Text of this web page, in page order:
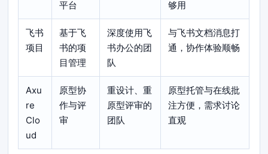
平台
够用
飞书
项目
基于飞
书的项
目管理
深度使用飞
书办公的团
队
与飞书文档消息打
通，协作体验顺畅
Axu
re
Clo
ud
原型协
作与评
审
重设计、重
原型评审的
团队
原型托管与在线批
注方便，需求讨论
直观